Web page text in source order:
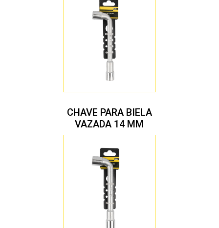
CHAVE PARA BIELA
VAZADA 14 MM